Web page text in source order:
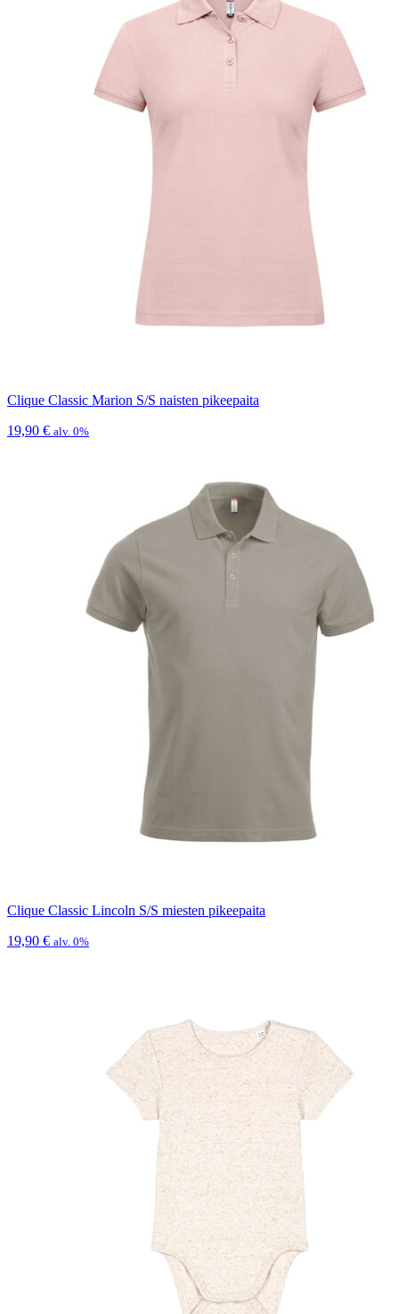
Clique Classic Marion S/S naisten pikeepaita
19,90 € alv. 0%
Clique Classic Lincoln S/S miesten pikeepaita
19,90 € alv. 0%